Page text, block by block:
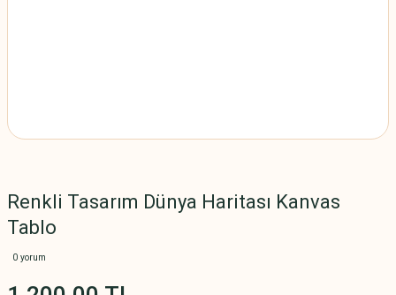
Renkli Tasarım Dünya Haritası Kanvas
Tablo
0 yorum